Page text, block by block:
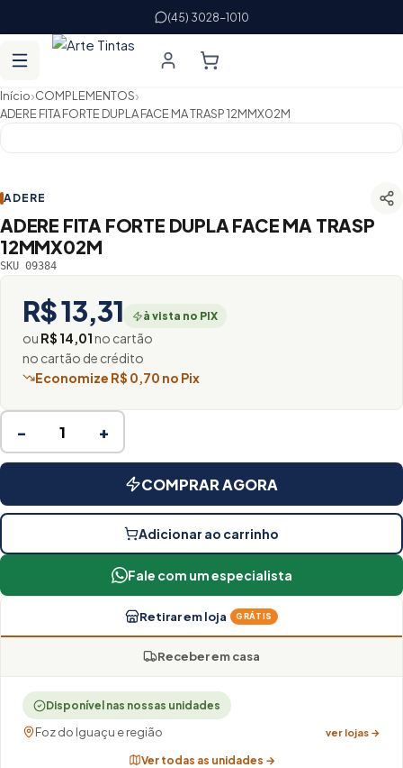
(45) 3028-1010
Início›COMPLEMENTOS›
ADERE FITA FORTE DUPLA FACE MA TRASP 12MMX02M
ADERE
ADERE FITA FORTE DUPLA FACE MA TRASP
12MMX02M
SKU 09384
R$ 13,31 à vista no PIX
ou R$ 14,01no cartão
no cartão de crédito
Economize R$ 0,70 no Pix
− +
COMPRAR AGORA
Adicionar ao carrinho
Fale com um especialista
Retirar em loja GRÁTIS
Receber em casa
Disponível nas nossas unidades
Foz do Iguaçu e região ver lojas →
Ver todas as unidades →